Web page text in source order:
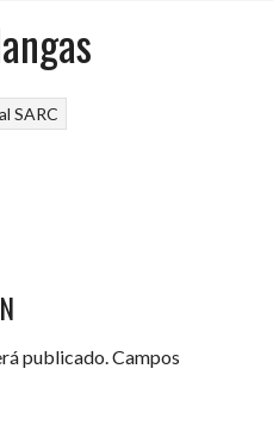
SARC
publicado.Campos